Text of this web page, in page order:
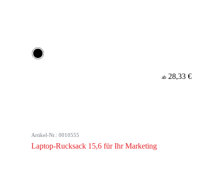
ab 28,33 €
Artikel-Nr.: 0010555
Laptop-Rucksack 15,6 für Ihr Marketing